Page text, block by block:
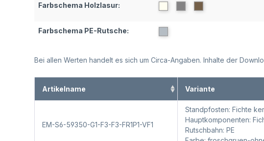
Farbschema Holzlasur:
Farbschema PE-Rutsche:
Bei allen Werten handelt es sich um Circa-Angaben. Inhalte der
Artikelname Variante
EM-S6-59350-G1-F3-F3-FR1P1-VF1
Standpfosten: Fichte
Hauptkomponenten:
Rutschbahn: PE